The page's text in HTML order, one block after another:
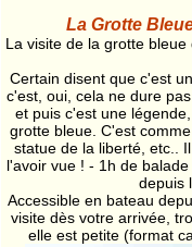
La Grotte
La visite de la grotte
Certain disent que c'est
c'est, oui, cela ne dure
et puis c'est une
grotte bleue. C'est
statue de la liberté, etc..
l'avoir vue ! - 1h de
depuis
Accessible en bateau
visite dès votre arrivée,
elle est petite (format